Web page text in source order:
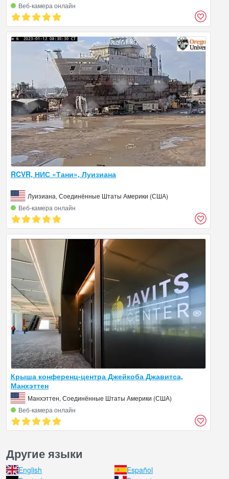
Веб‑камера онлайн
RCVR, НИС «Тани», Луизиана
Луизиана, Соединённые Штаты Америки (США)
Веб‑камера онлайн
Крыша конференц-центра Джейкоба Джавитса,
Манхэттен
Манхэттен, Соединённые Штаты Америки (США)
Веб‑камера онлайн
Другие языки
English
Español